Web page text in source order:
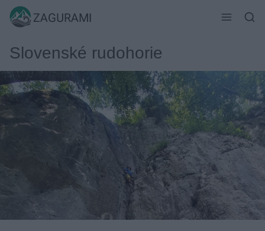
Skip
ZAGURAMI
Slovenské rudohorie